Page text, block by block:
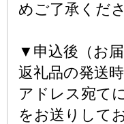
めご了承くださ
▼申込後（お届
返礼品の発送
アドレス宛て
をお送りして